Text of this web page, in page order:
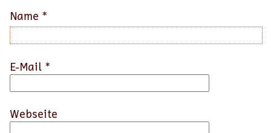
Name *
E-Mail *
Webseite